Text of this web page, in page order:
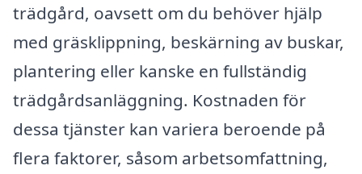
trädgård, oavsett om du behöver hjälp
med gräsklippning, beskärning av buskar,
plantering eller kanske en fullständig
trädgårdsanläggning. Kostnaden för
dessa tjänster kan variera beroende på
flera faktorer, såsom arbetsomfattning,